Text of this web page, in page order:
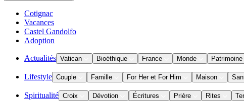
Cotignac
Vacances
Castel Gandolfo
Adoption
Actualités Vatican Bioéthique France Monde
Lifestyle Couple Famille For Her et For Him Maison
Spiritualité Croix Dévotion Écritures Prière Rites